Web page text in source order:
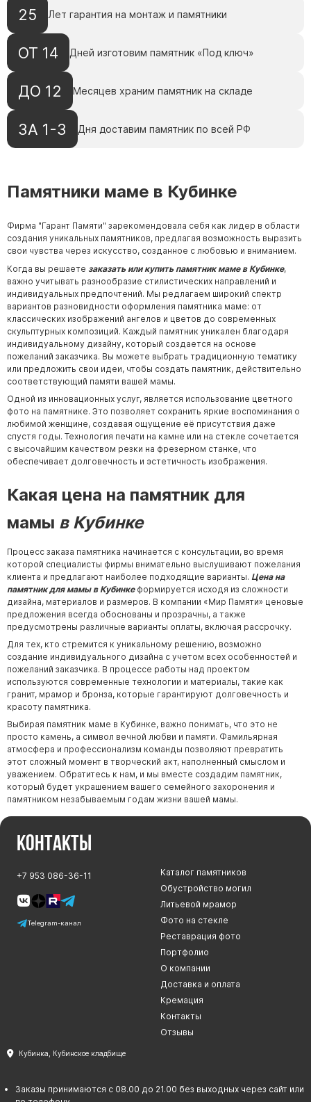
25 Лет гарантия на монтаж и памятники
ОТ 14 Дней изготовим памятник «Под ключ»
ДО 12 Месяцев храним памятник на складе
ЗА 1-3 Дня доставим памятник по всей РФ
Памятники маме в Кубинке
Фирма "Гарант Памяти" зарекомендовала себя как лидер в области
создания уникальных памятников, предлагая возможность выразить
свои чувства через искусство, созданное с любовью и вниманием.
Когда вы решаете заказать или купить памятник маме в Кубинке,
важно учитывать разнообразие стилистических направлений и
индивидуальных предпочтений. Мы редлагаем широкий спектр
вариантов разновидности оформления памятника маме: от
классических изображений ангелов и цветов до современных
скульптурных композиций. Каждый памятник уникален благодаря
индивидуальному дизайну, который создается на основе
пожеланий заказчика. Вы можете выбрать традиционную тематику
или предложить свои идеи, чтобы создать памятник, действительно
соответствующий памяти вашей мамы.
Одной из инновационных услуг, является использование цветного
фото на памятнике. Это позволяет сохранить яркие воспоминания о
любимой женщине, создавая ощущение её присутствия даже
спустя годы. Технология печати на камне или на стекле сочетается
с высочайшим качеством резки на фрезерном станке, что
обеспечивает долговечность и эстетичность изображения.
Какая цена на памятник для
мамы в Кубинке
Процесс заказа памятника начинается с консультации, во время
которой специалисты фирмы внимательно выслушивают пожелания
клиента и предлагают наиболее подходящие варианты. Цена на
памятник для мамы в Кубинкеформируется исходя из сложности
дизайна, материалов и размеров. В компании «Мир Памяти» ценовые
предложения всегда обоснованы и прозрачны, а также
предусмотрены различные варианты оплаты, включая рассрочку.
Для тех, кто стремится к уникальному решению, возможно
создание индивидуального дизайна с учетом всех особенностей и
пожеланий заказчика. В процессе работы над проектом
используются современные технологии и материалы, такие как
гранит, мрамор и бронза, которые гарантируют долговечность и
красоту памятника.
Выбирая памятник маме в Кубинке, важно понимать, что это не
просто камень, а символ вечной любви и памяти. Фамильярная
атмосфера и профессионализм команды позволяют превратить
этот сложный момент в творческий акт, наполненный смыслом и
уважением. Обратитесь к нам, и мы вместе создадим памятник,
который будет украшением вашего семейного захоронения и
памятником незабываемым годам жизни вашей мамы.
Контакты
+7 953 086-36-11
Telegram-канал
Каталог памятников
Обустройство могил
Литьевой мрамор
Фото на стекле
Реставрация фото
Портфолио
О компании
Доставка и оплата
Кремация
Контакты
Отзывы
Кубинка, Кубинское кладбище
Заказы принимаются с 08.00 до 21.00 без выходных через сайт или